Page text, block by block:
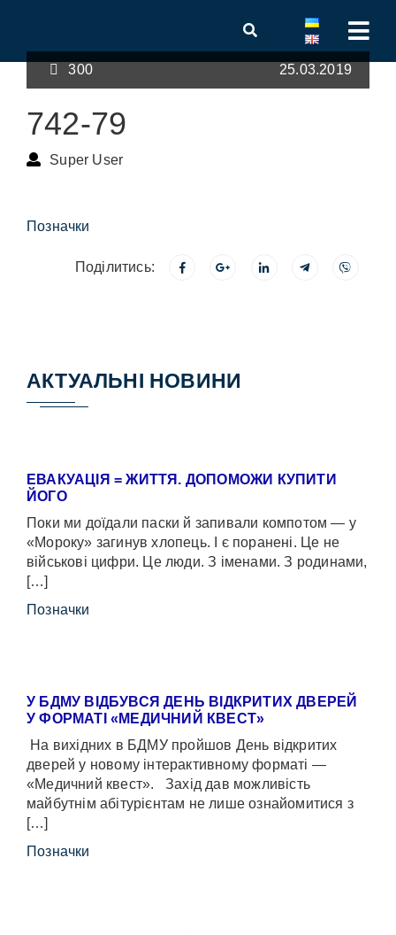
300 25.03.2019
742-79
Super User
Позначки
Поділитись:
АКТУАЛЬНІ НОВИНИ
ЕВАКУАЦІЯ = ЖИТТЯ. ДОПОМОЖИ КУПИТИ
ЙОГО
Поки ми доїдали паски й запивали компотом — у
«Мороку» загинув хлопець. І є поранені. Це не
військові цифри. Це люди. З іменами. З родинами,
[…]
Позначки
У БДМУ ВІДБУВСЯ ДЕНЬ ВІДКРИТИХ ДВЕРЕЙ
У ФОРМАТІ «МЕДИЧНИЙ КВЕСТ»
На вихідних в БДМУ пройшов День відкритих
дверей у новому інтерактивному форматі —
«Медичний квест». Захід дав можливість
майбутнім абітурієнтам не лише ознайомитися з
[…]
Позначки